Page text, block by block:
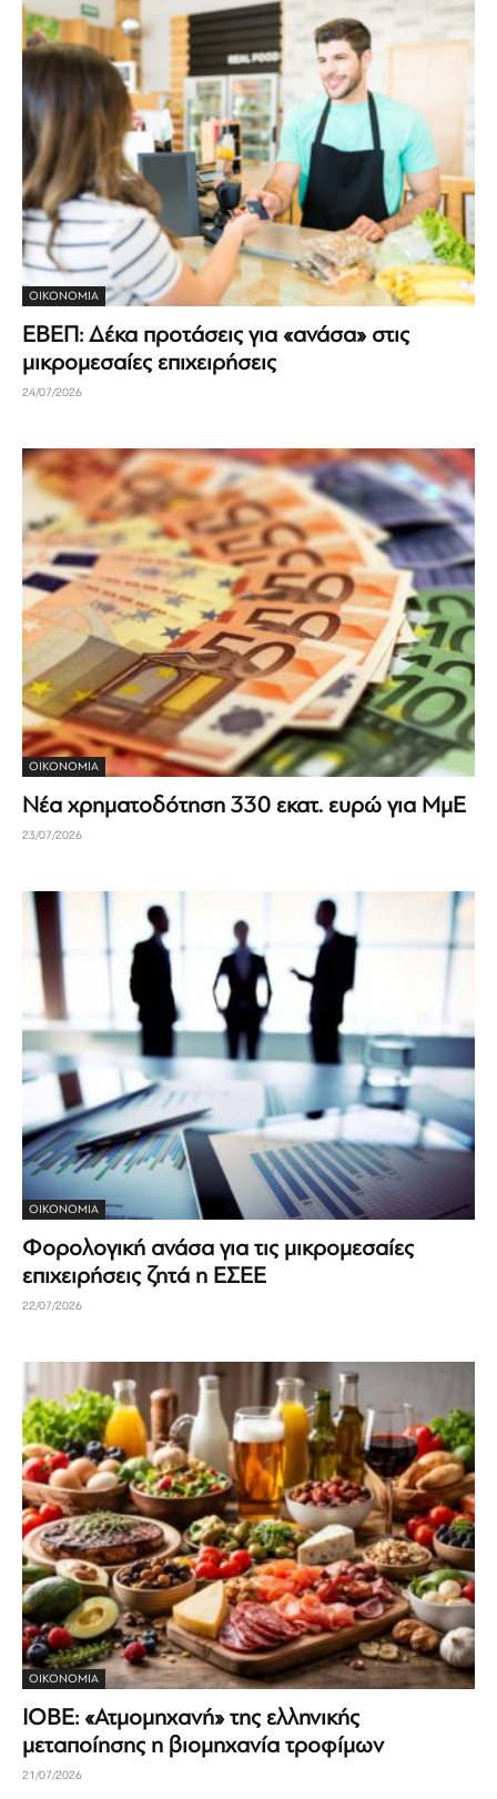
ΟΙΚΟΝΟΜΊΑ
ΕΒΕΠ: Δέκα προτάσεις για «ανάσα» στις
μικρομεσαίες επιχειρήσεις
24/07/2026
ΟΙΚΟΝΟΜΊΑ
Νέα χρηματοδότηση 330 εκατ. ευρώ για ΜμΕ
23/07/2026
ΟΙΚΟΝΟΜΊΑ
Φορολογική ανάσα για τις μικρομεσαίες
επιχειρήσεις ζητά η ΕΣΕΕ
22/07/2026
ΟΙΚΟΝΟΜΊΑ
ΙΟΒΕ: «Ατμομηχανή» της ελληνικής
μεταποίησης η βιομηχανία τροφίμων
21/07/2026